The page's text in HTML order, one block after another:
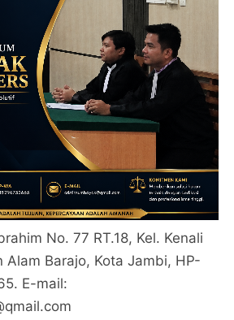
No. 77 RT.18, Kel. Kenali
Alam Barajo, Kota Jambi, HP-
E-mail: